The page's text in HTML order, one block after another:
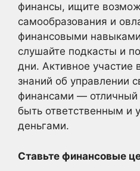
финансы, ищите
самообразования и
финансовыми
слушайте подкасты и
дни. Активное участие
знаний об управлении
финансами — отличный
быть ответственным и
деньгами.
Ставьте финансовые